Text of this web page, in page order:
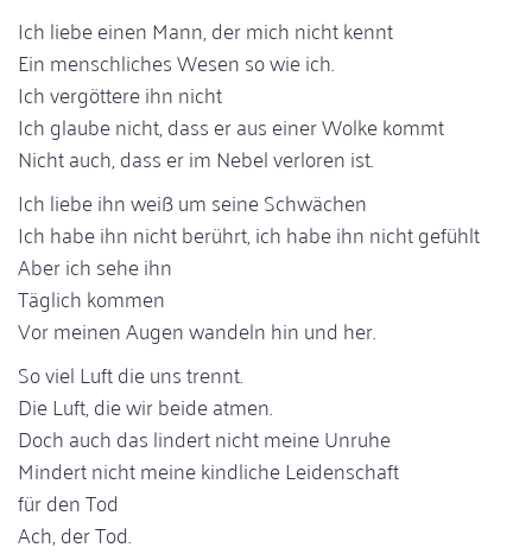
Ich liebe einen Mann, der mich nicht kennt
Ein menschliches Wesen so wie ich.
Ich vergöttere ihn nicht
Ich glaube nicht, dass er aus einer Wolke kommt
Nicht auch, dass er im Nebel verloren ist.
Ich liebe ihn weiß um seine Schwächen
Ich habe ihn nicht berührt, ich habe ihn nicht gefühlt
Aber ich sehe ihn
Täglich kommen
Vor meinen Augen wandeln hin und her.
So viel Luft die uns trennt.
Die Luft, die wir beide atmen.
Doch auch das lindert nicht meine Unruhe
Mindert nicht meine kindliche Leidenschaft
für den Tod
Ach, der Tod.